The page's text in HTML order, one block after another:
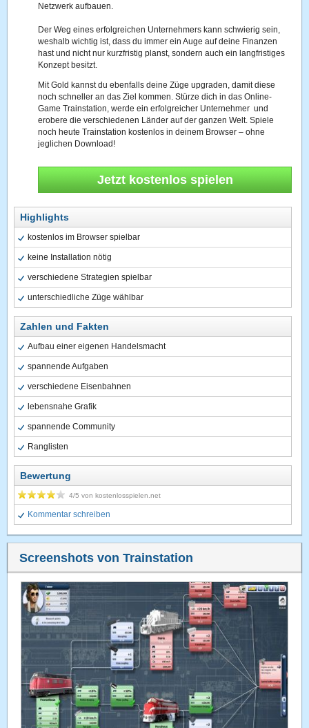
Netzwerk aufbauen.
Der Weg eines erfolgreichen Unternehmers kann schwierig sein,
weshalb wichtig ist, dass du immer ein Auge auf deine Finanzen
hast und nicht nur kurzfristig planst, sondern auch ein langfristiges
Konzept besitzt.
Mit Gold kannst du ebenfalls deine Züge upgraden, damit diese
noch schneller an das Ziel kommen. Stürze dich in das Online-
Game Trainstation, werde ein erfolgreicher Unternehmer und
erobere die verschiedenen Länder auf der ganzen Welt. Spiele
noch heute Trainstation kostenlos in deinem Browser – ohne
jeglichen Download!
Jetzt kostenlos spielen
Highlights
kostenlos im Browser spielbar
keine Installation nötig
verschiedene Strategien spielbar
unterschiedliche Züge wählbar
Zahlen und Fakten
Aufbau einer eigenen Handelsmacht
spannende Aufgaben
verschiedene Eisenbahnen
lebensnahe Grafik
spannende Community
Ranglisten
Bewertung
4/5 vonkostenlosspielen.net
Kommentar schreiben
Screenshots von Trainstation